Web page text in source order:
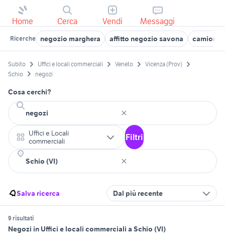
Home Cerca Vendi Messaggi
Ricerche negozio marghera affitto negozio savona camion
Subito Uffici e locali commerciali Veneto
Vicenza (Prov)
Schio
negozi
Cosa cerchi?
Uffici e Locali
commerciali
Filtri
Salva ricerca Dal più recente
9 risultati
Negozi in Uffici e locali commerciali a Schio (VI)